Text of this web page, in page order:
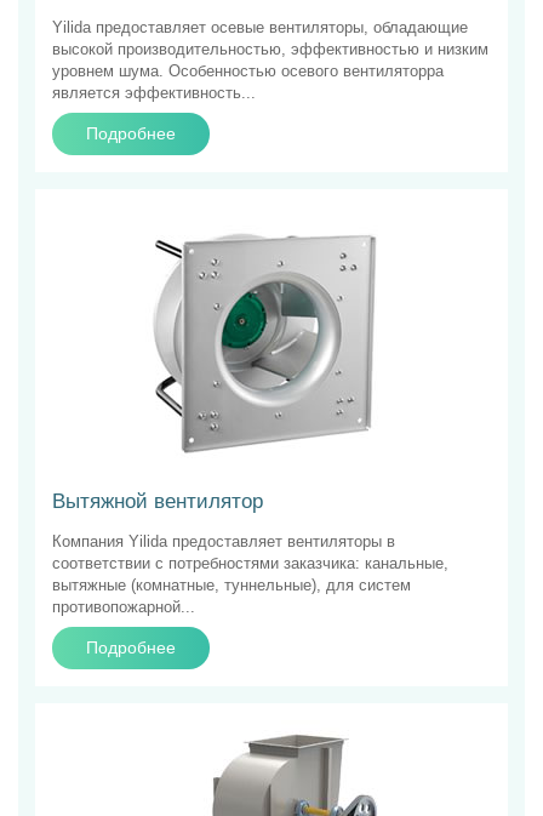
Yilida предоставляет осевые вентиляторы, обладающие
высокой производительностью, эффективностью и низким
уровнем шума. Особенностью осевого вентиляторра
является эффективность...
Подробнее
Вытяжной вентилятор
Компания Yilida предоставляет вентиляторы в
соответствии с потребностями заказчика: канальные,
вытяжные (комнатные, туннельные), для систем
противопожарной...
Подробнее